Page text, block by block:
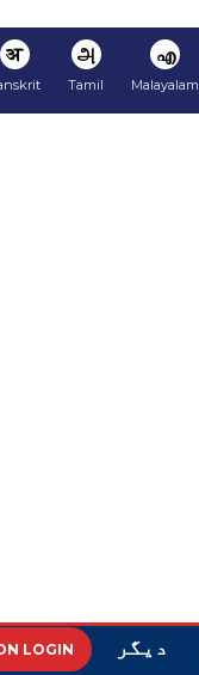
എ
Malayalam
அ
Tamil
अ
دیگر LOGIN